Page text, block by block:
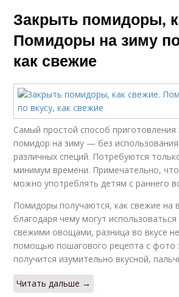
Закрыть помидоры,
Помидоры на зиму
как свежие
Самый простой способ приготовления
помидор на зиму — без
различных специй. Потребуются
минимум времени. Примечательно,
можно употреблять детям с раннего
Помидоры получаются, как свежие на
благодаря чему могут использоваться
свежими овощами, разница во вкусе
помощью пошагового рецепта с фото
получится изумительно вкусной,
Читать дальше →